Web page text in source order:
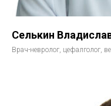
Селькин
Врач-невролог, цефалголог,